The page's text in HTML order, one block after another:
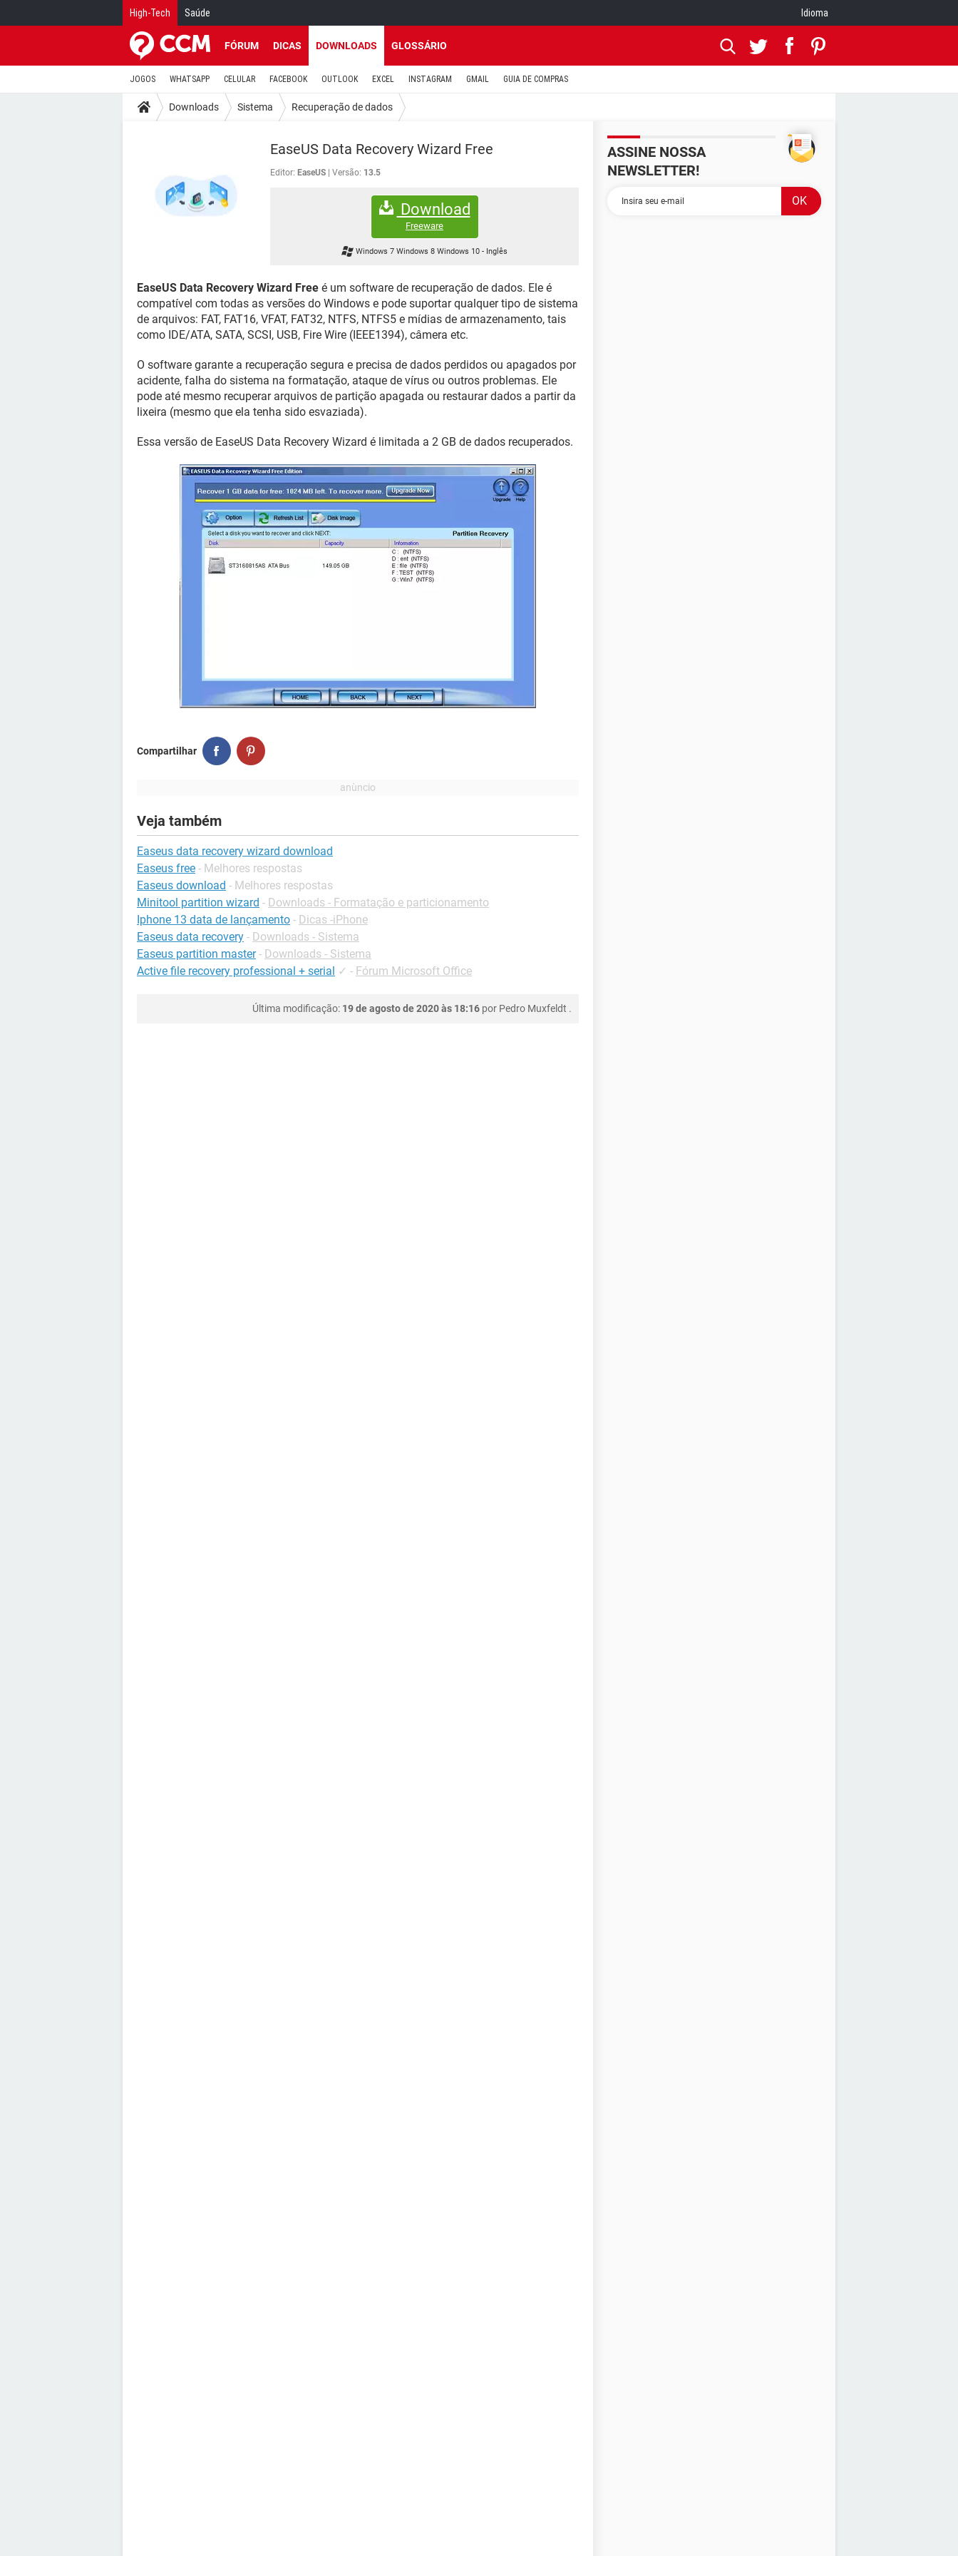
High-Tech Saúde Idioma
FÓRUM DICAS DOWNLOADS GLOSSÁRIO
JOGOS WHATSAPP CELULAR FACEBOOK OUTLOOK EXCEL INSTAGRAM GMAIL GUIA DE COMPRAS
Downloads Sistema Recuperação de dados
EaseUS Data Recovery Wizard Free
Editor: EaseUS Versão: 13.5
Download
Freeware
Windows 7 Windows 8 Windows 10- Inglês
EaseUS Data Recovery Wizard Free é um software de recuperação de dados. Ele é
compatível com todas as versões do Windows e pode suportar qualquer tipo de sistema
de arquivos: FAT, FAT16, VFAT, FAT32, NTFS, NTFS5 e mídias de armazenamento, tais
como IDE/ATA, SATA, SCSI, USB, Fire Wire (IEEE1394), câmera etc.
O software garante a recuperação segura e precisa de dados perdidos ou apagados por
acidente, falha do sistema na formatação, ataque de vírus ou outros problemas. Ele
pode até mesmo recuperar arquivos de partição apagada ou restaurar dados a partir da
lixeira (mesmo que ela tenha sido esvaziada).
Essa versão de EaseUS Data Recovery Wizard é limitada a 2 GB de dados recuperados.
Compartilhar
Veja também
Easeus data recovery wizard download
Easeus free - Melhores respostas
Easeus download - Melhores respostas
Minitool partition wizard - Downloads - Formatação e particionamento
Iphone 13 data de lançamento - Dicas -iPhone
Easeus data recovery - Downloads - Sistema
Easeus partition master - Downloads - Sistema
Active file recovery professional + serial ✓ - Fórum Microsoft Office
Última modificação: 19 de agosto de 2020 às 18:16 por Pedro Muxfeldt .
ASSINE NOSSA
NEWSLETTER!